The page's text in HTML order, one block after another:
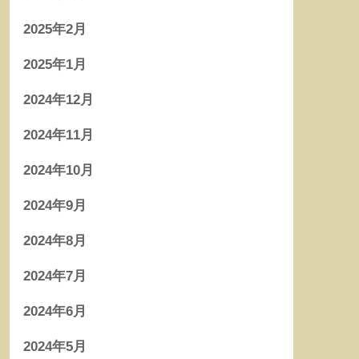
2025年2月
2025年1月
2024年12月
2024年11月
2024年10月
2024年9月
2024年8月
2024年7月
2024年6月
2024年5月